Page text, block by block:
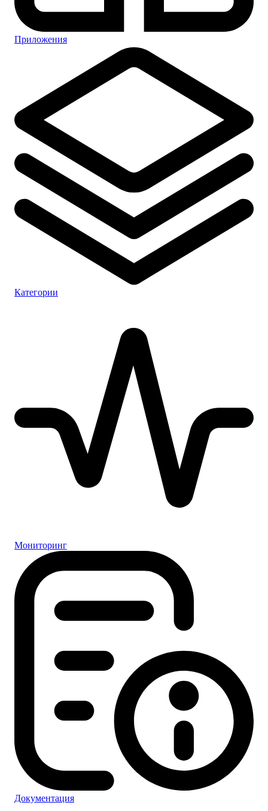
Приложения
Категории
Мониторинг
Документация